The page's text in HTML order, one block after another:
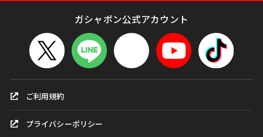
ガシャポン公式アカウント
ご利用規約
プライバシーポリシー